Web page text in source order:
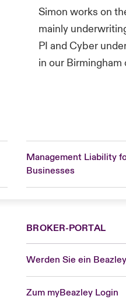
Simon works on
mainly
PI and Cyber
in our Birmingham
Management Liability
Businesses
BROKER-PORTAL
Werden Sie ein
Zum myBeazley Login